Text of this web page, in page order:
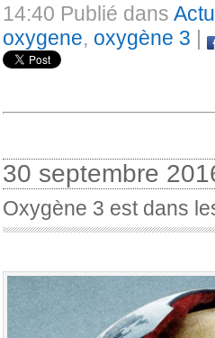
14:40 Publié dans
oxygene, oxygène 3 |
30 septembre
Oxygène 3 est dans